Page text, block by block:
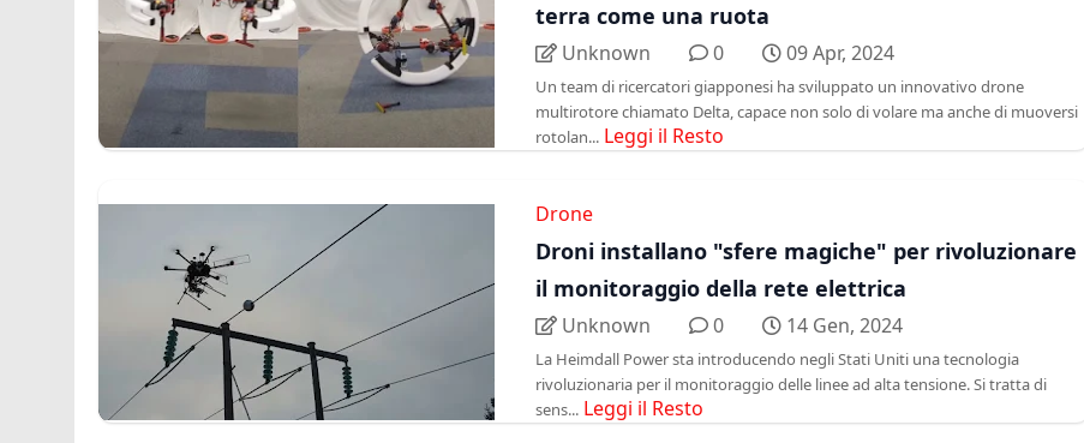
terra come una ruota
Unknown 0 09 Apr, 2024
Un team di ricercatori giapponesi ha sviluppato un innovativo drone
multirotore chiamato Delta, capace non solo di volare ma anche di muoversi
rotolan... Leggi il Resto
Drone
Droni installano "sfere magiche" per rivoluzionare
il monitoraggio della rete elettrica
Unknown 0 14 Gen, 2024
La Heimdall Power sta introducendo negli Stati Uniti una tecnologia
rivoluzionaria per il monitoraggio delle linee ad alta tensione. Si tratta di
sens... Leggi il Resto